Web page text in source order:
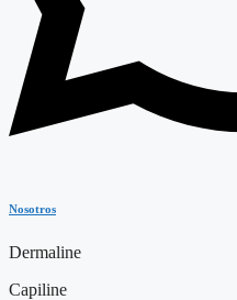
Nosotros
Dermaline
Capiline